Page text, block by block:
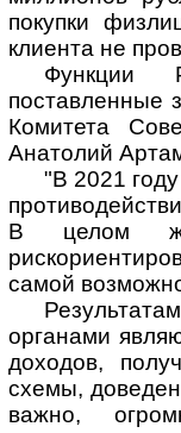
покупки
клиента не
Функции
поставленные
Комитета
Анатолий
"В 2021
В целом же
самой
органами
доходов,
схемы,
важно,